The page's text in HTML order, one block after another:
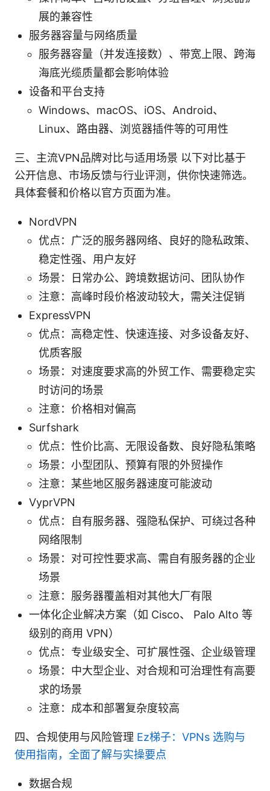
展的兼容性
服务器容量与网络质量
服务器容量（并发连接数）、带宽上限、跨海
海底光缆质量都会影响体验
设备和平台支持
Windows、macOS、iOS、Android、
Linux、路由器、浏览器插件等的可用性
三、主流VPN品牌对比与适用场景 以下对比基于
公开信息、市场反馈与行业评测，供你快速筛选。
具体套餐和价格以官方页面为准。
NordVPN
优点：广泛的服务器网络、良好的隐私政策、
稳定性强、用户友好
场景：日常办公、跨境数据访问、团队协作
注意：高峰时段价格波动较大，需关注促销
ExpressVPN
优点：高稳定性、快速连接、对多设备友好、
优质客服
场景：对速度要求高的外贸工作、需要稳定实
时访问的场景
注意：价格相对偏高
Surfshark
优点：性价比高、无限设备数、良好隐私策略
场景：小型团队、预算有限的外贸操作
注意：某些地区服务器速度可能波动
VyprVPN
优点：自有服务器、强隐私保护、可绕过各种
网络限制
场景：对可控性要求高、需自有服务器的企业
场景
注意：服务器覆盖相对其他大厂有限
一体化企业解决方案（如 Cisco、 Palo Alto 等
级别的商用 VPN）
优点：专业级安全、可扩展性强、企业级管理
场景：中大型企业、对合规和可治理性有高要
求的场景
注意：成本和部署复杂度较高
四、合规使用与风险管理 Ez梯子：VPNs 选购与
使用指南，全面了解与实操要点
数据合规